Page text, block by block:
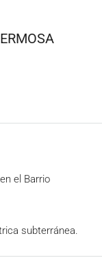
el Barrio
subterránea.